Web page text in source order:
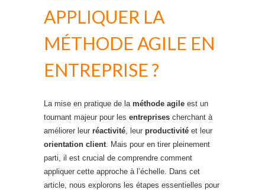
APPLIQUER LA
MÉTHODE AGILE EN
ENTREPRISE ?
La mise en pratique de laméthode agile est un
tournant majeur pour les entreprises cherchant à
améliorer leur réactivité, leur productivité et leur
orientation client. Mais pour en tirer pleinement
parti, il est crucial de comprendre comment
appliquer cette approche à l’échelle. Dans cet
article, nous explorons les étapes essentielles pour